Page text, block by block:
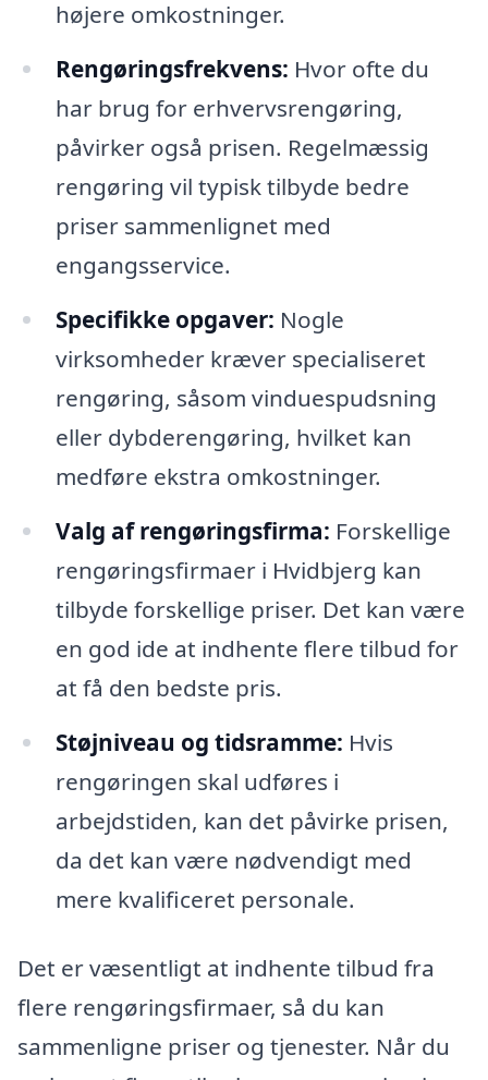
højere omkostninger.
Rengøringsfrekvens: Hvor ofte du
har brug for erhvervsrengøring,
påvirker også prisen. Regelmæssig
rengøring vil typisk tilbyde bedre
priser sammenlignet med
engangsservice.
Specifikke opgaver: Nogle
virksomheder kræver specialiseret
rengøring, såsom vinduespudsning
eller dybderengøring, hvilket kan
medføre ekstra omkostninger.
Valg af rengøringsfirma: Forskellige
rengøringsfirmaer i Hvidbjerg kan
tilbyde forskellige priser. Det kan være
en god ide at indhente flere tilbud for
at få den bedste pris.
Støjniveau og tidsramme: Hvis
rengøringen skal udføres i
arbejdstiden, kan det påvirke prisen,
da det kan være nødvendigt med
mere kvalificeret personale.
Det er væsentligt at indhente tilbud fra
flere rengøringsfirmaer, så du kan
sammenligne priser og tjenester. Når du